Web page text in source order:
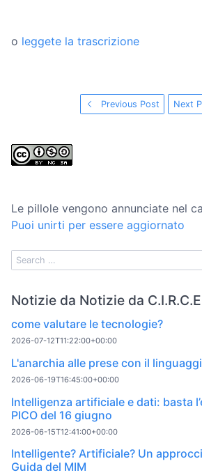
o leggete la trascrizione
Previous Post Next
Le pillole vengono annunciate nel
Puoi unirti per essere aggiornato
Notizie da Notizie da
come valutare le tecnologie?
2026-07-12T11:22:00+00:00
L'anarchia alle prese con il
2026-06-19T16:45:00+00:00
Intelligenza artificiale e dati: basta
PICO del 16 giugno
2026-06-15T12:41:00+00:00
Intelligente? Artificiale? Un
Guida del MIM